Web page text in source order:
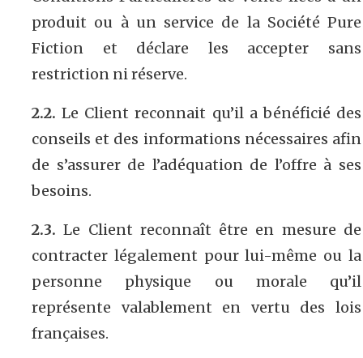
produit ou à un service de la Société Pure
Fiction et déclare les accepter sans
restriction ni réserve.
2.2. Le Client reconnait qu’il a bénéficié des
conseils et des informations nécessaires afin
de s’assurer de l’adéquation de l’offre à ses
besoins.
2.3. Le Client reconnaît être en mesure de
contracter légalement pour lui-même ou la
personne physique ou morale qu’il
représente valablement en vertu des lois
françaises.